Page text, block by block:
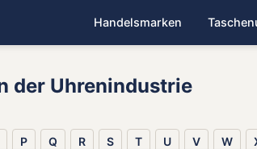
Handelsmarken
der Uhrenindustrie
P Q R S T U V W